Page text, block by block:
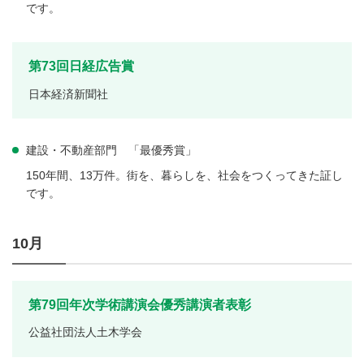
です。
第73回日経広告賞
日本経済新聞社
建設・不動産部門 「最優秀賞」
150年間、13万件。街を、暮らしを、社会をつくってきた証し
です。
10月
第79回年次学術講演会優秀講演者表彰
公益社団法人土木学会